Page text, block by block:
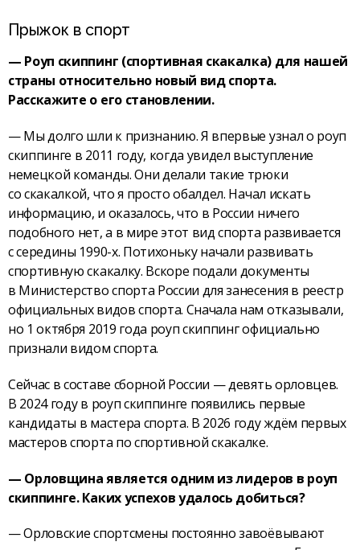
Прыжок в спорт
— Роуп скиппинг (спортивная скакалка) для нашей
страны относительно новый вид спорта.
Расскажите о его становлении.
— Мы долго шли к признанию. Я впервые узнал о роуп
скиппинге в 2011 году, когда увидел выступление
немецкой команды. Они делали такие трюки
со скакалкой, что я просто обалдел. Начал искать
информацию, и оказалось, что в России ничего
подобного нет, а в мире этот вид спорта развивается
с середины 1990-х. Потихоньку начали развивать
спортивную скакалку. Вскоре подали документы
в Министерство спорта России для занесения в реестр
официальных видов спорта. Сначала нам отказывали,
но 1 октября 2019 года роуп скиппинг официально
признали видом спорта.
Сейчас в составе сборной России — девять орловцев.
В 2024 году в роуп скиппинге появились первые
кандидаты в мастера спорта. В 2026 году ждём первых
мастеров спорта по спортивной скакалке.
— Орловщина является одним из лидеров в роуп
скиппинге. Каких успехов удалось добиться?
— Орловские спортсмены постоянно завоёвывают